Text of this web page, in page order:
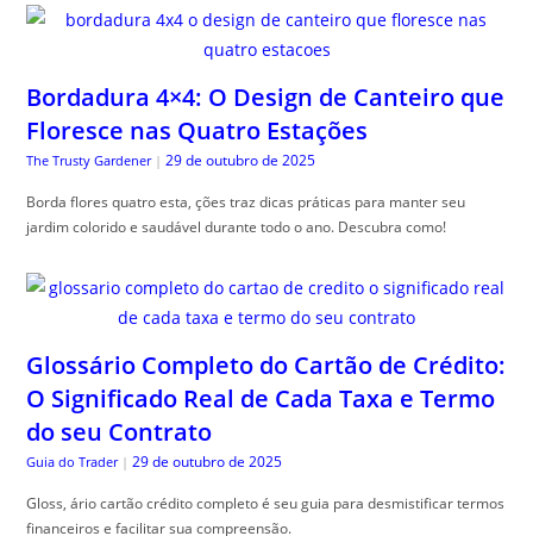
Bordadura 4×4: O Design de Canteiro que
Floresce nas Quatro Estações
The Trusty Gardener | 29 de outubro de 2025
Borda flores quatro esta, ções traz dicas práticas para manter seu
jardim colorido e saudável durante todo o ano. Descubra como!
Glossário Completo do Cartão de Crédito:
O Significado Real de Cada Taxa e Termo
do seu Contrato
Guia do Trader | 29 de outubro de 2025
Gloss, ário cartão crédito completo é seu guia para desmistificar termos
financeiros e facilitar sua compreensão.